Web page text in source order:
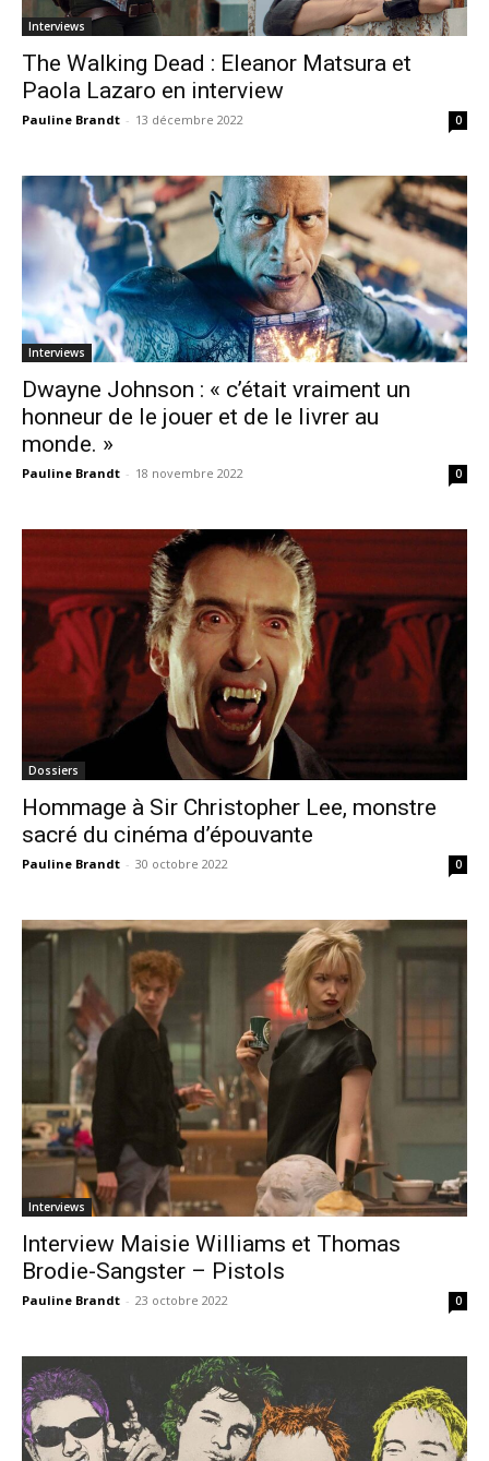
Interviews
The Walking Dead : Eleanor Matsura et
Paola Lazaro en interview
Pauline Brandt - 13 décembre 2022 0
Interviews
Dwayne Johnson : « c’était vraiment un
honneur de le jouer et de le livrer au
monde. »
Pauline Brandt - 18 novembre 2022 0
Dossiers
Hommage à Sir Christopher Lee, monstre
sacré du cinéma d’épouvante
Pauline Brandt - 30 octobre 2022 0
Interviews
Interview Maisie Williams et Thomas
Brodie-Sangster – Pistols
Pauline Brandt - 23 octobre 2022 0